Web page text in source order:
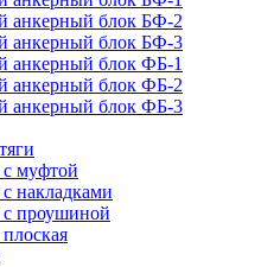
анкерный блок БФ-2
анкерный блок БФ-3
анкерный блок ФБ-1
анкерный блок ФБ-2
анкерный блок ФБ-3
с муфтой
накладками
с проушиной